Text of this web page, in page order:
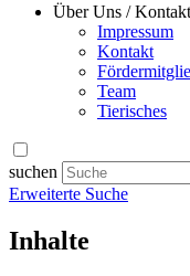
Über Uns / Kontakt
Impressum
Kontakt
Team
Tierisches
suchen
Erweiterte Suche
Inhalte